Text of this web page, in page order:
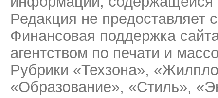
Редакция не предоставляет
Финансовая поддержка
агентством по печати и
Рубрики «Техзона»,
«Образование», «Стиль»,